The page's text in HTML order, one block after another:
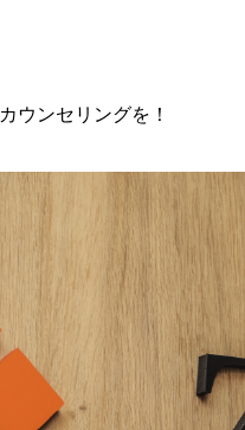
カウンセリングを！